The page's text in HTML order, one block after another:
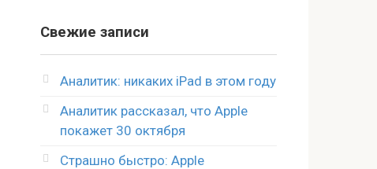
Свежие записи
Аналитик: никаких iPad в этом году
Аналитик рассказал, что Apple
покажет 30 октября
Страшно быстро: Apple